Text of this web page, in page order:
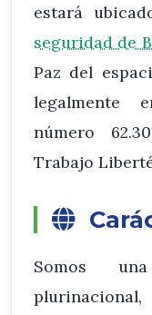
estará
seguridad de
Paz del
legalmente
número
Trabajo
Somos